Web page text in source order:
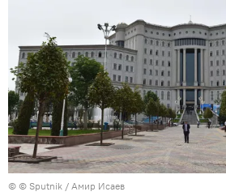
© © Sputnik / Амир Исаев